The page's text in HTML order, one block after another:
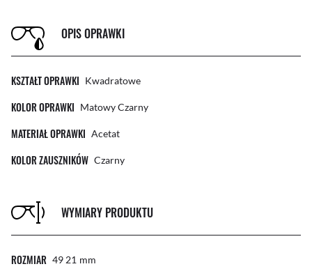
OPIS OPRAWKI
KSZTAŁT OPRAWKI Kwadratowe
KOLOR OPRAWKI Matowy Czarny
MATERIAŁ OPRAWKI Acetat
KOLOR ZAUSZNIKÓW Czarny
WYMIARY PRODUKTU
ROZMIAR 49 21 Mm